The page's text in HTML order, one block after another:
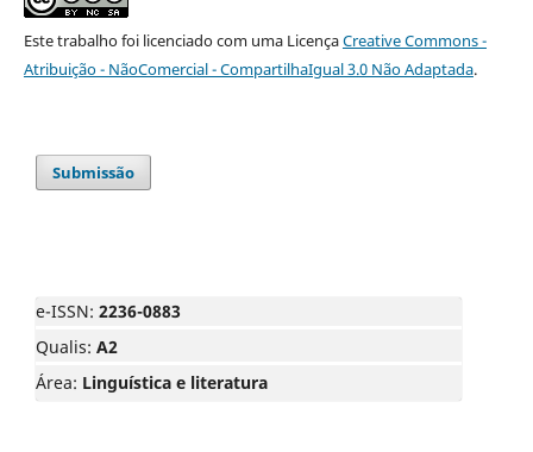
Este trabalho foi licenciado com uma LicençaCreative Commons -
Atribuição - NãoComercial - CompartilhaIgual 3.0 Não Adaptada.
Submissão
e-ISSN: 2236-0883
Qualis: A2
Área: Linguística e literatura